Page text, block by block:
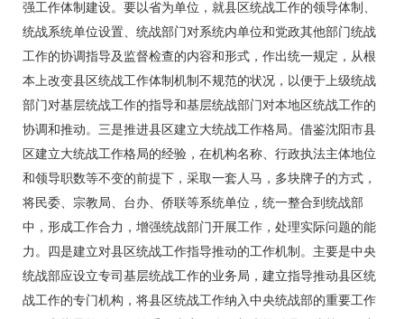
强工作体制建设。要以省为单位，就县区统战工作的领导体制、
统战系统单位设置、统战部门对系统内单位和党政其他部门统战
工作的协调指导及监督检查的内容和形式，作出统一规定，从根
本上改变县区统战工作体制机制不规范的状况，以便于上级统战
部门对基层统战工作的指导和基层统战部门对本地区统战工作的
协调和推动。三是推进县区建立大统战工作格局。借鉴沈阳市县
区建立大统战工作格局的经验，在机构名称、行政执法主体地位
和领导职数等不变的前提下，采取一套人马，多块牌子的方式，
将民委、宗教局、台办、侨联等系统单位，统一整合到统战部
中，形成工作合力，增强统战部门开展工作，处理实际问题的能
力。四是建立对县区统战工作指导推动的工作机制。主要是中央
统战部应设立专司基层统战工作的业务局，建立指导推动县区统
战工作的专门机构，将县区统战工作纳入中央统战部的重要工作